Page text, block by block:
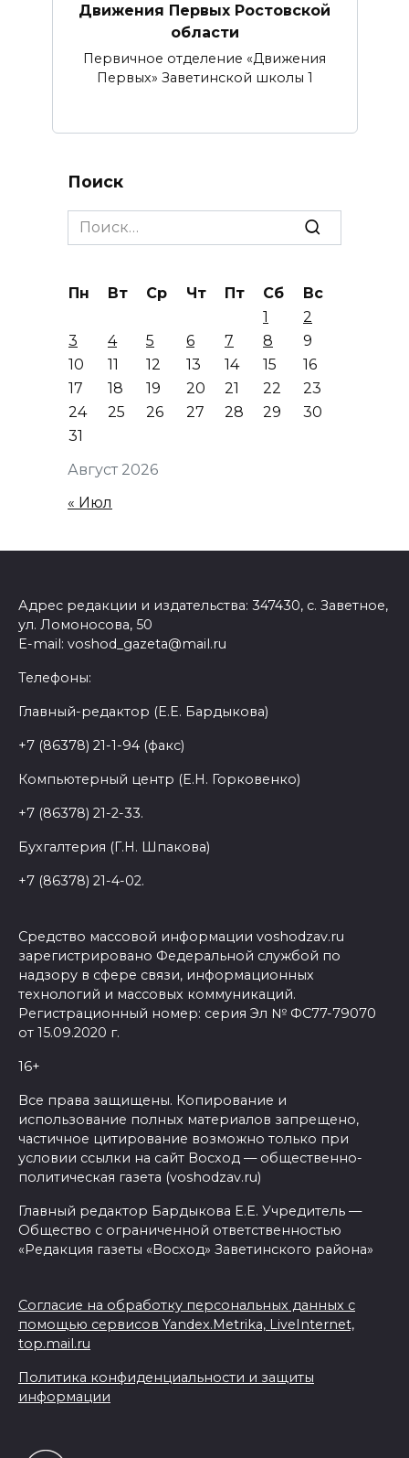
Движения Первых Ростовской
области
Первичное отделение «Движения
Первых» Заветинской школы 1
Поиск
Search
for:
Август 2026
Пн Вт Ср Чт Пт Сб
Вс
1
2
3
4 5 6 7 8
9
10
11 12 13 14 15
16
17
18 19 20 21 22
23
24
25 26 27 28 29
30
31
« Июл
Адрес редакции и издательства: 347430, с. Заветное,
ул. Ломоносова, 50
E-mail: voshod_gazeta@mail.ru
Телефоны:
Главный-редактор (Е.Е. Бардыкова)
+7 (86378) 21-1-94 (факс)
Компьютерный центр (Е.Н. Горковенко)
+7 (86378) 21-2-33.
Бухгалтерия (Г.Н. Шпакова)
+7 (86378) 21-4-02.
Средство массовой информации voshodzav.ru
зарегистрировано Федеральной службой по
надзору в сфере связи, информационных
технологий и массовых коммуникаций.
Регистрационный номер: серия Эл № ФС77-79070
от 15.09.2020 г.
16+
Все права защищены. Копирование и
использование полных материалов запрещено,
частичное цитирование возможно только при
условии ссылки на сайт Восход — общественно-
политическая газета (voshodzav.ru)
Главный редактор Бардыкова Е.Е. Учредитель —
Общество с ограниченной ответственностью
«Редакция газеты «Восход» Заветинского района»
Согласие на обработку персональных данных с
помощью сервисов Yandex.Metrika, LiveInternet,
top.mail.ru
Политика конфиденциальности и защиты
информации